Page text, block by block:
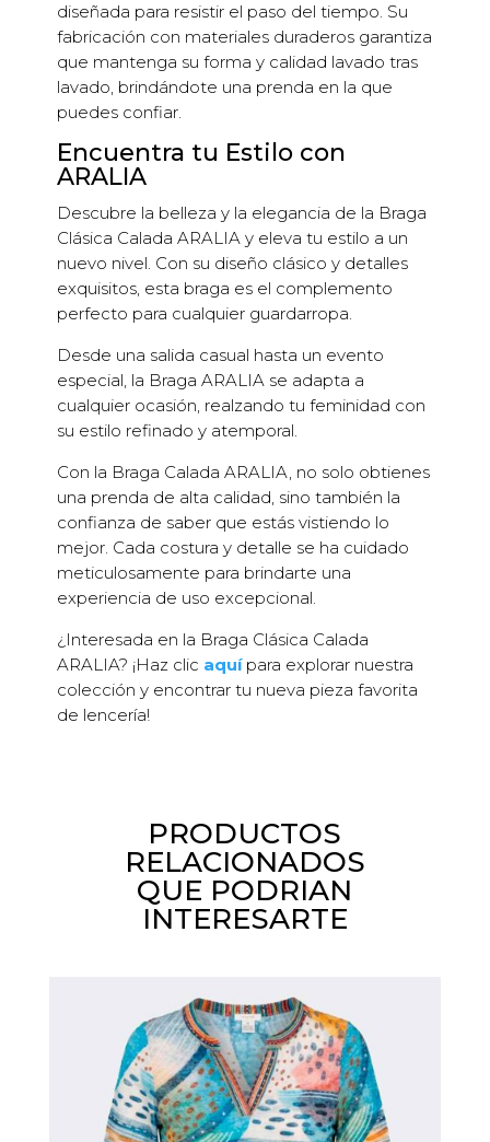
diseñada para resistir el paso del tiempo. Su
fabricación con materiales duraderos garantiza
que mantenga su forma y calidad lavado tras
lavado, brindándote una prenda en la que
puedes confiar.
Encuentra tu Estilo con
ARALIA
Descubre la belleza y la elegancia de la Braga
Clásica Calada ARALIA y eleva tu estilo a un
nuevo nivel. Con su diseño clásico y detalles
exquisitos, esta braga es el complemento
perfecto para cualquier guardarropa.
Desde una salida casual hasta un evento
especial, la Braga ARALIA se adapta a
cualquier ocasión, realzando tu feminidad con
su estilo refinado y atemporal.
Con la Braga Calada ARALIA, no solo obtienes
una prenda de alta calidad, sino también la
confianza de saber que estás vistiendo lo
mejor. Cada costura y detalle se ha cuidado
meticulosamente para brindarte una
experiencia de uso excepcional.
¿Interesada en la Braga Clásica Calada
ARALIA? ¡Haz clic aquípara explorar nuestra
colección y encontrar tu nueva pieza favorita
de lencería!
PRODUCTOS
RELACIONADOS
QUE PODRIAN
INTERESARTE